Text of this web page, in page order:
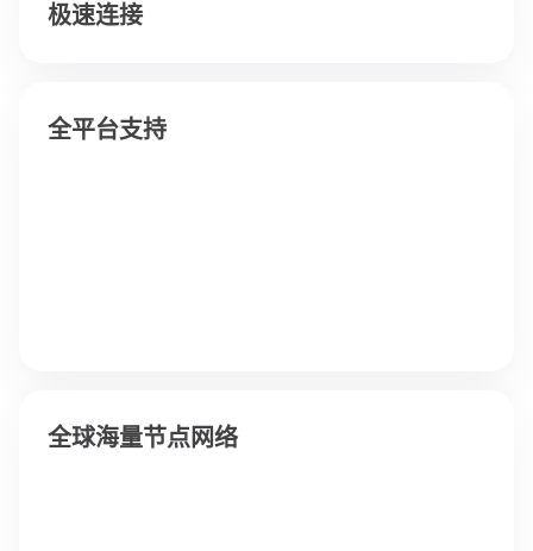
极速连接
全平台支持
全球海量节点网络